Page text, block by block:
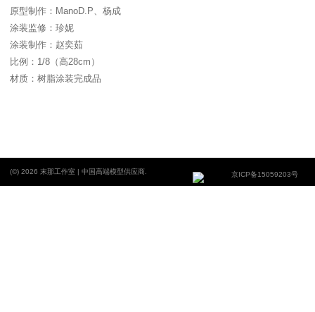
原型制作：ManoD.P、杨成
涂装监修：珍妮
涂装制作：赵奕茹
比例：1/8（高28cm）
材质：树脂涂装完成品
(©) 2026 末那工作室 | 中国高端模型供应商. 京ICP备15059203号